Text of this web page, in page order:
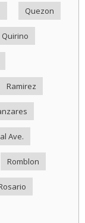
Quezon
Quirino
Ramirez
Ave.
Romblon